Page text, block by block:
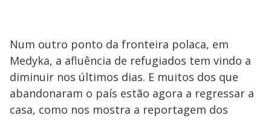
Num outro ponto da fronteira polaca, em
Medyka, a afluência de refugiados tem vindo a
diminuir nos últimos dias. E muitos dos que
abandonaram o país estão agora a regressar a
casa, como nos mostra a reportagem dos